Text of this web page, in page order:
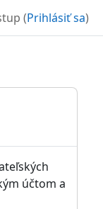
(Prihlásiť sa)
účtom a